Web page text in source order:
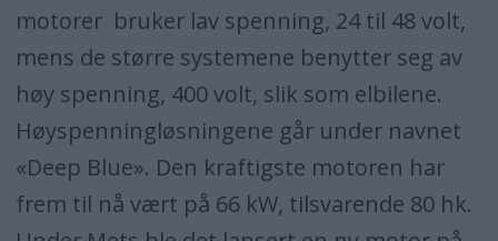
motorer bruker lav spenning, 24 til 48 volt,
mens de større systemene benytter seg av
høy spenning, 400 volt, slik som elbilene.
Høyspenningløsningene går under navnet
«Deep Blue». Den kraftigste motoren har
frem til nå vært på 66 kW, tilsvarende 80 hk.